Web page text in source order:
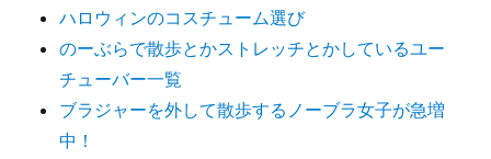
ハロウィンのコスチューム選び
のーぶらで散歩とかストレッチとかしているユー
チューバー一覧
ブラジャーを外して散歩するノーブラ女子が急増
中！